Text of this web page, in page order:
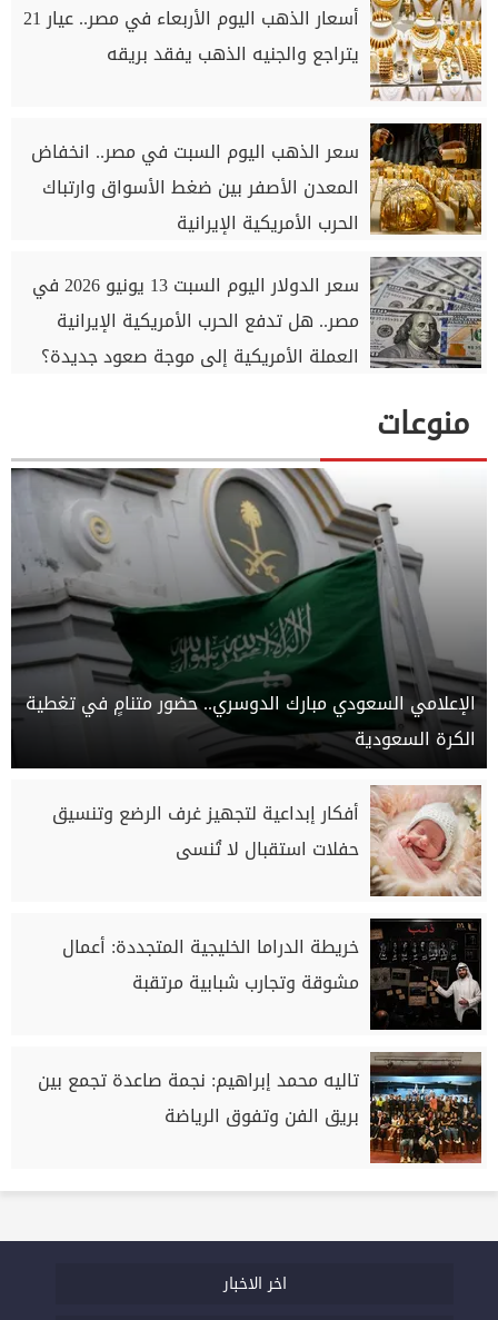
أسعار الذهب اليوم الأربعاء في مصر.. عيار 21
يتراجع والجنيه الذهب يفقد بريقه
سعر الذهب اليوم السبت في مصر.. انخفاض
المعدن الأصفر بين ضغط الأسواق وارتباك
الحرب الأمريكية الإيرانية
سعر الدولار اليوم السبت 13 يونيو 2026 في
مصر.. هل تدفع الحرب الأمريكية الإيرانية
العملة الأمريكية إلى موجة صعود جديدة؟
منوعات
الإعلامي السعودي مبارك الدوسري.. حضور متنامٍ في تغطية
الكرة السعودية
أفكار إبداعية لتجهيز غرف الرضع وتنسيق
حفلات استقبال لا تُنسى
خريطة الدراما الخليجية المتجددة: أعمال
مشوقة وتجارب شبابية مرتقبة
تاليه محمد إبراهيم: نجمة صاعدة تجمع بين
بريق الفن وتفوق الرياضة
اخر الاخبار